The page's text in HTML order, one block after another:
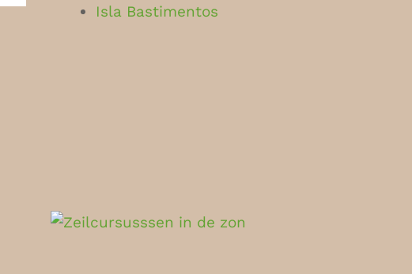
Isla Bastimentos